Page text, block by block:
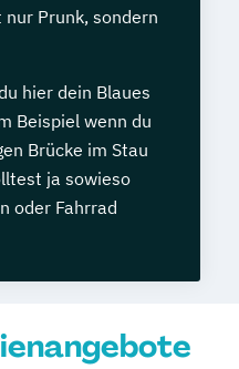
Prunk, sondern
hier dein Blaues
Beispiel wenn du
Brücke im Stau
ja sowieso
oder Fahrrad